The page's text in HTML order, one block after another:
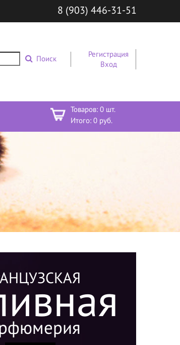
8 (903) 446-31-51
Поиск
Регистрация
Вход
Товаров: 0 шт.
Итого: 0 руб.